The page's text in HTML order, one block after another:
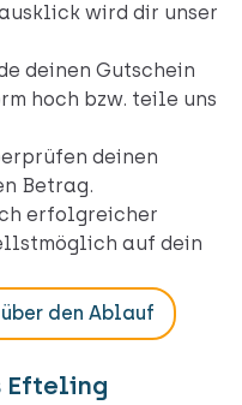
wird dir unser
deinen Gutschein
hoch bzw. teile uns
deinen
Betrag.
erfolgreicher
auf dein
den Ablauf
Efteling